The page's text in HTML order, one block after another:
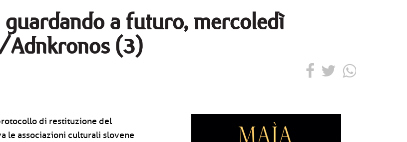
a futuro, mercoledì
Adnkronos (3)
di restituzione del
le associazioni culturali slovene